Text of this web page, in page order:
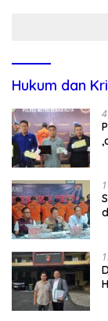
Hukum dan